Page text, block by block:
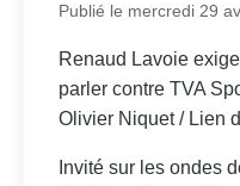
Publié le mercredi 29
Renaud Lavoie
parler contre TVA
Olivier Niquet / Lien
Invité sur les ondes